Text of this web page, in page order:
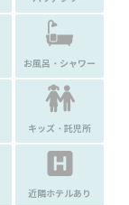
お風呂・シャワー
キッズ・託児所
近隣ホテルあり